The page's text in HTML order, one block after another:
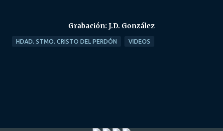
Grabación: J.D. González
HDAD. STMO. CRISTO DEL PERDÓN VIDEOS